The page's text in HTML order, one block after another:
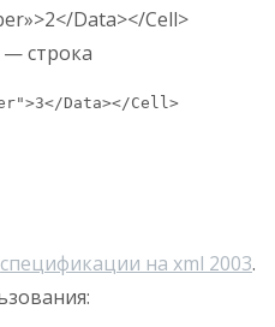
Data></Cell>
строка
Data></Cell>
спецификации на xml 2003.